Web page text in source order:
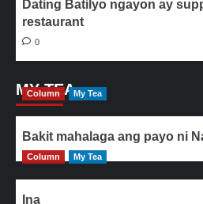
Dating Batilyo ngayon ay
restaurant
0
MY TEA
Column My Tea
Bakit mahalaga ang payo ni
Column My Tea
Ina